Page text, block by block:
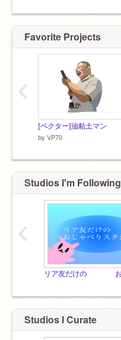
[Removed by ST]
Favorite Projects
[ベクター]油粘土マン
by VP70
‹
Studios I'm Following
‹
Studios I Curate